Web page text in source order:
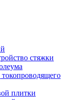
стяжки
токопроводящего
плитки